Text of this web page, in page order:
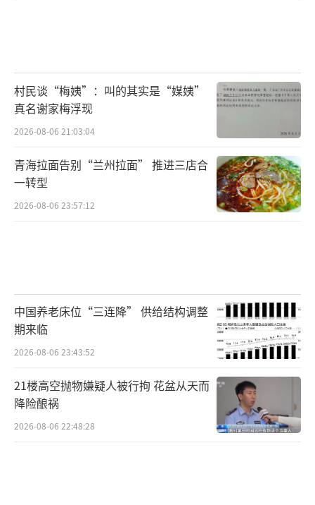
村民谈“梅姨”：叫的其实是“媒姨”
真名谢家梅浮现
2026-08-06 21:03:04
青海拉面告别“兰州拉面” 推进三店合
一转型
2026-08-06 23:57:12
中国养老床位“三连降” 供给结构调整
期来临
2026-08-06 23:43:52
21楼高空抛物嫌疑人被行拘 花盆从天而
降险酿祸
2026-08-06 22:48:28